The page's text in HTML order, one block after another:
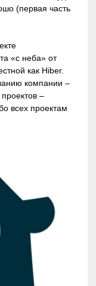
(первая часть
«с неба» от
как Hiber.
компании –
–
всех проектам